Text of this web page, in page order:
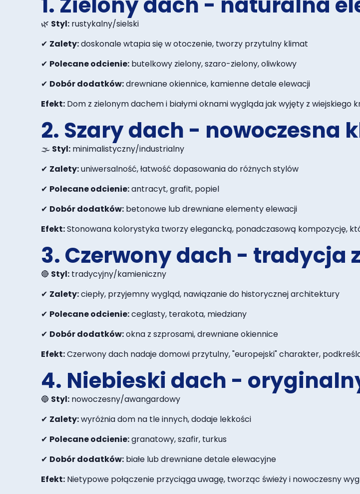
🌿 Styl: rustykalny/sielski
✔ Zalety:doskonale wtapia się w otoczenie, tworzy przytulny klimat
✔ Polecane odcienie: butelkowy zielony, szaro-zielony, oliwkowy
✔ Dobór dodatków:drewniane okiennice, kamienne detale elewacji
Efekt: Dom z zielonym dachem i białymi oknami wygląda jak wyjęty z wiejskiego
2. Szary dach - nowoczesna
🌫️ Styl: minimalistyczny/industrialny
✔ Zalety:uniwersalność, łatwość dopasowania do różnych stylów
✔ Polecane odcienie:antracyt, grafit, popiel
✔ Dobór dodatków: betonowe lub drewniane elementy elewacji
Efekt:Stonowana kolorystyka tworzy elegancką, ponadczasową kompozycję,
3. Czerwony dach - tradycja
🔴 Styl: tradycyjny/kamieniczny
✔ Zalety:ciepły, przyjemny wygląd, nawiązanie do historycznej architektury
✔ Polecane odcienie:ceglasty, terakota, miedziany
✔ Dobór dodatków:okna z szprosami, drewniane okiennice
Efekt:Czerwony dach nadaje domowi przytulny, "europejski" charakter,
4. Niebieski dach -
🔵 Styl: nowoczesny/awangardowy
✔ Zalety:wyróżnia dom na tle innych, dodaje lekkości
✔ Polecane odcienie:granatowy, szafir, turkus
✔ Dobór dodatków: białe lub drewniane detale elewacyjne
Efekt: Nietypowe połączenie przyciąga uwagę, tworząc świeży i nowoczesny